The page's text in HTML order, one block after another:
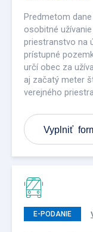
Predmetom
osobitné
priestranstvo na
prístupné
určí obec za
aj začatý meter
verejného
Vyplniť
E-PODANIE